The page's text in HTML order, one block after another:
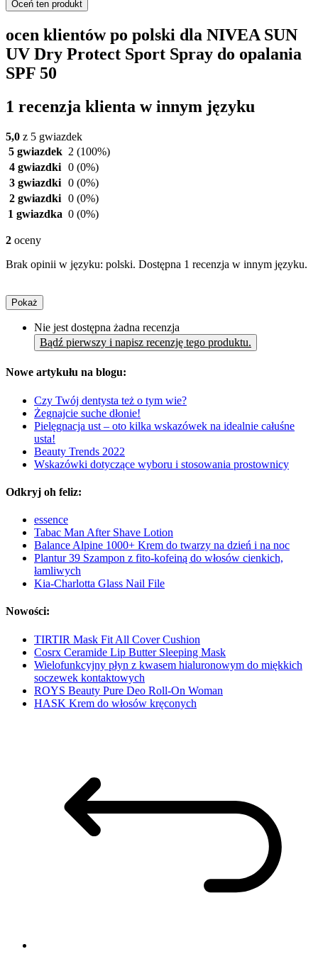
Oceń ten produkt
ocen klientów po polski dla NIVEA SUN
UV Dry Protect Sport Spray do opalania
SPF 50
1 recenzja klienta w innym języku
5,0 z 5 gwiazdek
5 gwiazdek 2 (100%)
4 gwiazdki 0 (0%)
3 gwiazdki 0 (0%)
2 gwiazdki 0 (0%)
1 gwiazdka 0 (0%)
2 oceny
Brak opinii w języku: polski. Dostępna 1 recenzja w innym języku.
Pokaż
Nie jest dostępna żadna recenzja
Bądź pierwszy i napisz recenzję tego produktu.
Nowe artykułu na blogu:
Czy Twój dentysta też o tym wie?
Żegnajcie suche dłonie!
Pielęgnacja ust – oto kilka wskazówek na idealnie całuśne
usta!
Beauty Trends 2022
Wskazówki dotyczące wyboru i stosowania prostownicy
Odkryj oh feliz:
essence
Tabac Man After Shave Lotion
Balance Alpine 1000+ Krem do twarzy na dzień i na noc
Plantur 39 Szampon z fito-kofeiną do włosów cienkich,
łamliwych
Kia-Charlotta Glass Nail File
Nowości:
TIRTIR Mask Fit All Cover Cushion
Cosrx Ceramide Lip Butter Sleeping Mask
Wielofunkcyjny płyn z kwasem hialuronowym do miękkich
soczewek kontaktowych
ROYS Beauty Pure Deo Roll-On Woman
HASK Krem do włosów kręconych